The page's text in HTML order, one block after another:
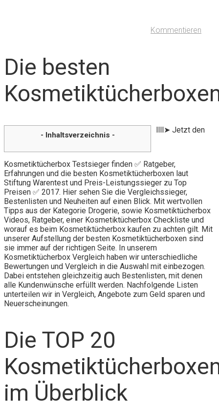
Kommentieren
Die besten
- Inhaltsverzeichnis -
llll➤ Jetzt den
Kosmetiktücherbox Testsieger finden ✅ Ratgeber,
Erfahrungen und die besten Kosmetiktücherboxen laut
Stiftung Warentest und Preis-Leistungssieger zu Top
Preisen ✅ 2017. Hier sehen Sie die Vergleichssieger,
Bestenlisten und Neuheiten auf einen Blick. Mit wertvollen
Tipps aus der Kategorie Drogerie, sowie Kosmetiktücherbox
Videos, Ratgeber, einer Kosmetiktücherbox Checkliste und
worauf es beim Kosmetiktücherbox kaufen zu achten gilt. Mit
unserer Aufstellung der besten Kosmetiktücherboxen sind
sie immer auf der richtigen Seite. In unserem
Kosmetiktücherbox Vergleich haben wir unterschiedliche
Bewertungen und Vergleich in die Auswahl mit einbezogen.
Dabei entstehen gleichzeitig auch Bestenlisten, mit denen
alle Kundenwünsche erfüllt werden. Nachfolgende Listen
unterteilen wir in Vergleich, Angebote zum Geld sparen und
Neuerscheinungen.
Die TOP 20
im Überblick